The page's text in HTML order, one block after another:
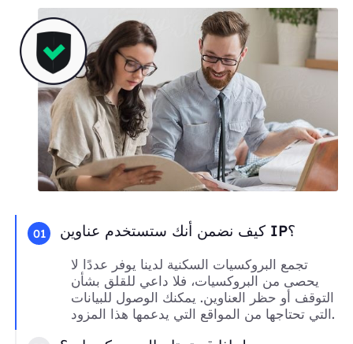
01 كيف نضمن أنك ستستخدم عناوين IP؟
تجمع البروكسيات السكنية لدينا يوفر عددًا لا
يحصى من البروكسيات، فلا داعي للقلق بشأن
التوقف أو حظر العناوين. يمكنك الوصول للبيانات
التي تحتاجها من المواقع التي يدعمها هذا المزود.